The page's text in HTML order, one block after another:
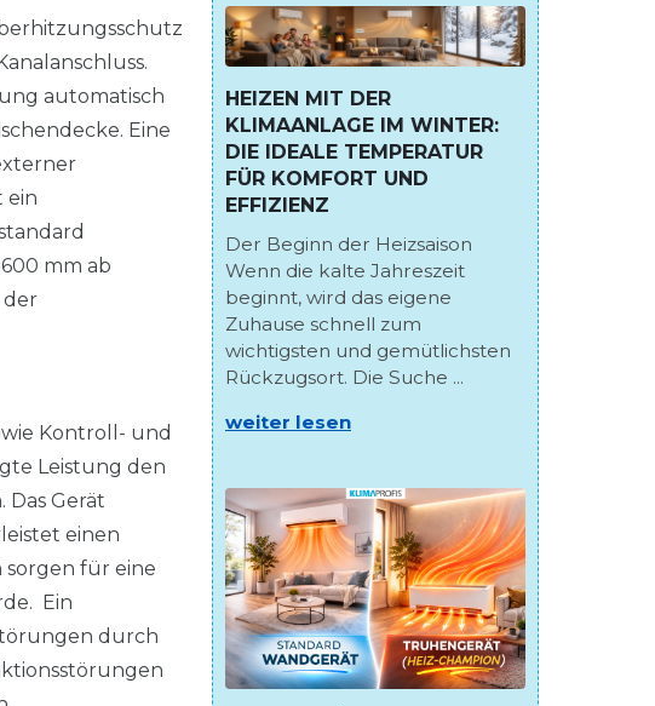
automatisch
Eine
ein
mm ab
der
Kontroll- und
Leistung den
Gerät
einen
für eine
Ein
durch
HEIZEN MIT DER
KLIMAANLAGE IM WINTER:
DIE IDEALE TEMPERATUR
FÜR KOMFORT UND
EFFIZIENZ
Der Beginn der Heizsaison
Wenn die kalte Jahreszeit
beginnt, wird das eigene
Zuhause schnell zum
wichtigsten und gemütlichsten
Rückzugsort. Die Suche ...
weiter lesen